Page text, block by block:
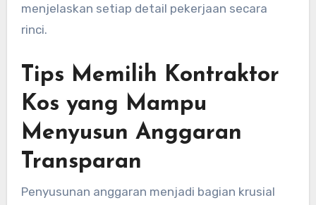
menjelaskan setiap detail pekerjaan secara
rinci.
Tips Memilih Kontraktor
Kos yang Mampu
Menyusun Anggaran
Transparan
Penyusunan anggaran menjadi bagian krusial